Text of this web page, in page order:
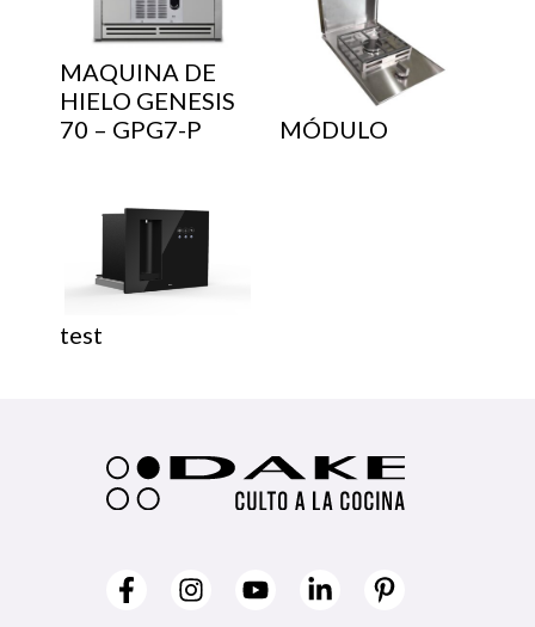
MAQUINA DE
HIELO GENESIS
70 – GPG7-P
MÓDULO
test